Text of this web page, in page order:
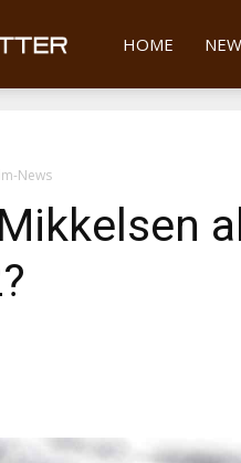
Filmfutter
HOME
News